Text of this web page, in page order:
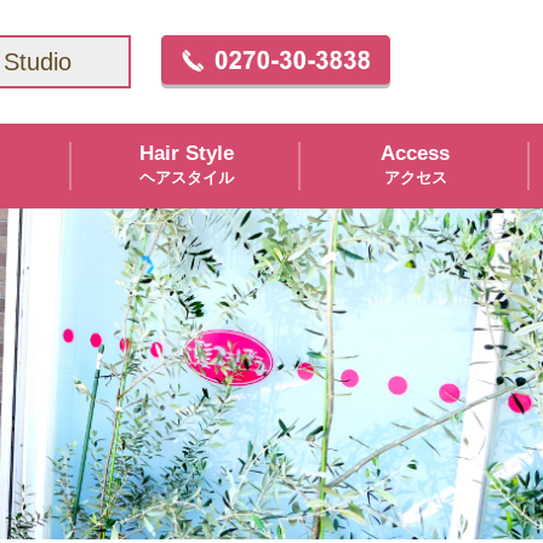
Studio
Hair Style Access